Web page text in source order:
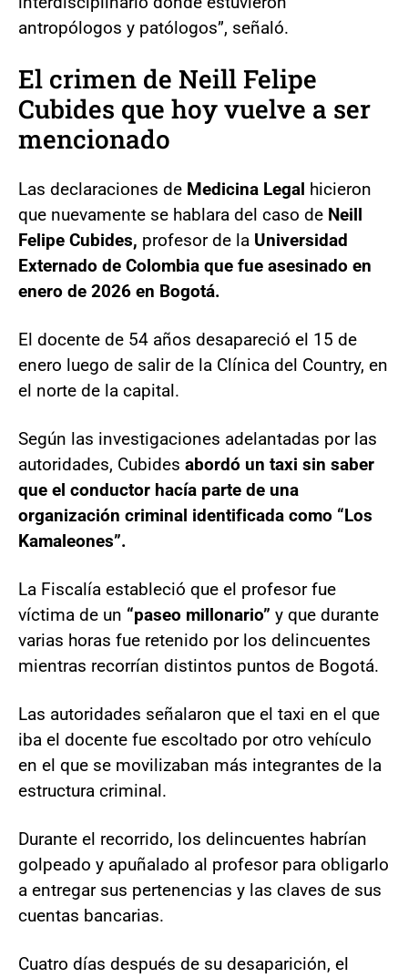
antropólogos y patólogos”, señaló.
El crimen de Neill Felipe
Cubides que hoy vuelve a ser
mencionado
Las declaraciones de Medicina Legal hicieron
que nuevamente se hablara del caso de Neill
Felipe Cubides, profesor de la Universidad
Externado de Colombia que fue asesinado en
enero de 2026 en Bogotá.
El docente de 54 años desapareció el 15 de
enero luego de salir de la Clínica del Country, en
el norte de la capital.
Según las investigaciones adelantadas por las
autoridades, Cubides abordó un taxi sin saber
que el conductor hacía parte de una
organización criminal identificada como “Los
Kamaleones”.
La Fiscalía estableció que el profesor fue
víctima de un “paseo millonario” y que durante
varias horas fue retenido por los delincuentes
mientras recorrían distintos puntos de Bogotá.
Las autoridades señalaron que el taxi en el que
iba el docente fue escoltado por otro vehículo
en el que se movilizaban más integrantes de la
estructura criminal.
Durante el recorrido, los delincuentes habrían
golpeado y apuñalado al profesor para obligarlo
a entregar sus pertenencias y las claves de sus
cuentas bancarias.
Cuatro días después de su desaparición, el